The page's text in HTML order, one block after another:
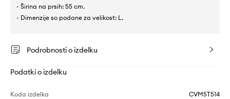
- Širina na prsih: 55 cm.
- Dimenzije so podane za velikost: L.
Podrobnosti o izdelku
Podatki o izdelku
Koda izdelka CVM5T514